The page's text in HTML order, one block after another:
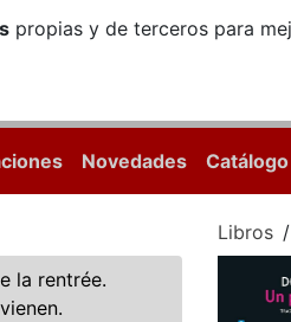
propias y de terceros para
Novedades Catálogo
la rentrée.
Libros